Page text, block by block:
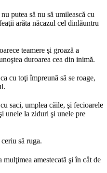
putea să nu să umilească cu
arăta năcazul cel dinlăuntru
teamere şi groază a
duroarea cea din inimă.
cu toţi împreună să se roage,
saci, umplea căile, şi fecioarele
unele la ziduri şi unele pre
să ruga.
amestecată şi în cât de